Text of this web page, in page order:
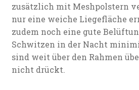
zusätzlich mit Meshpolstern
nur eine weiche Liegefläche
zudem noch eine gute
Schwitzen in der Nacht
sind weit über den Rahmen
nicht drückt.